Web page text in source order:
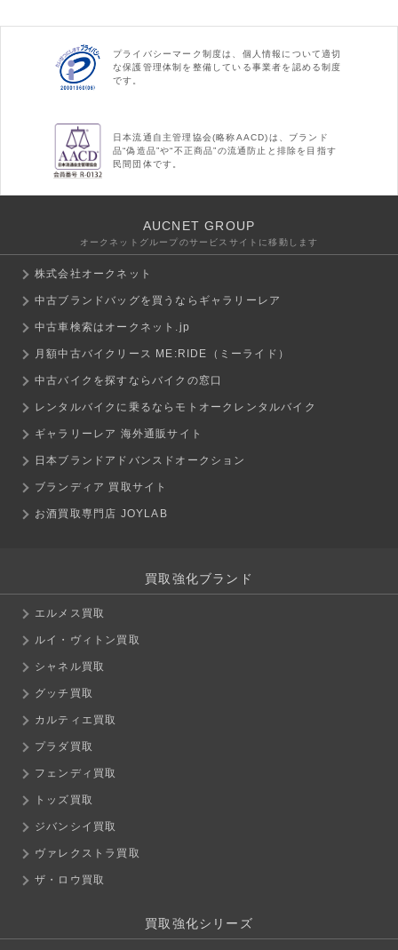
プライバシーマーク制度は、個人情報について適切
な保護管理体制を整備している事業者を認める制度
です。
日本流通自主管理協会(略称AACD)は、ブランド
品“偽造品”や“不正商品”の流通防止と排除を目指す
民間団体です。
AUCNET GROUP
オークネットグループのサービスサイトに移動します
株式会社オークネット
中古ブランドバッグを買うならギャラリーレア
中古車検索はオークネット.jp
月額中古バイクリース ME:RIDE（ミーライド）
中古バイクを探すならバイクの窓口
レンタルバイクに乗るならモトオークレンタルバイク
ギャラリーレア 海外通販サイト
日本ブランドアドバンスドオークション
ブランディア 買取サイト
お酒買取専門店 JOYLAB
買取強化ブランド
エルメス買取
ルイ・ヴィトン買取
シャネル買取
グッチ買取
カルティエ買取
プラダ買取
フェンディ買取
トッズ買取
ジバンシイ買取
ヴァレクストラ買取
ザ・ロウ買取
買取強化シリーズ